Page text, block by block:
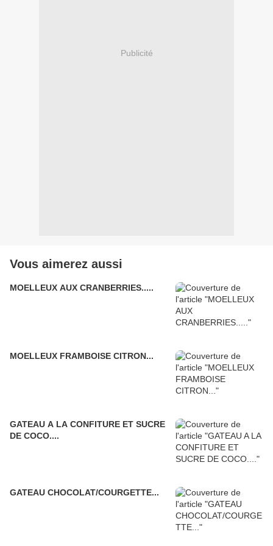
Publicité
Vous aimerez aussi
MOELLEUX AUX CRANBERRIES.....
MOELLEUX FRAMBOISE CITRON...
GATEAU A LA CONFITURE ET SUCRE
DE COCO....
GATEAU CHOCOLAT/COURGETTE...